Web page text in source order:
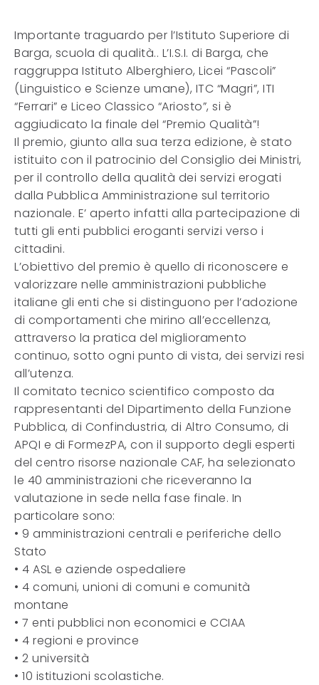
Importante traguardo per l’Istituto Superiore di
Barga, scuola di qualità.. L’I.S.I. di Barga, che
raggruppa Istituto Alberghiero, Licei “Pascoli”
(Linguistico e Scienze umane), ITC “Magri”, ITI
“Ferrari” e Liceo Classico “Ariosto”, si è
aggiudicato la finale del “Premio Qualità”!
Il premio, giunto alla sua terza edizione, è stato
istituito con il patrocinio del Consiglio dei Ministri,
per il controllo della qualità dei servizi erogati
dalla Pubblica Amministrazione sul territorio
nazionale. E’ aperto infatti alla partecipazione di
tutti gli enti pubblici eroganti servizi verso i
cittadini.
L’obiettivo del premio è quello di riconoscere e
valorizzare nelle amministrazioni pubbliche
italiane gli enti che si distinguono per l’adozione
di comportamenti che mirino all’eccellenza,
attraverso la pratica del miglioramento
continuo, sotto ogni punto di vista, dei servizi resi
all’utenza.
Il comitato tecnico scientifico composto da
rappresentanti del Dipartimento della Funzione
Pubblica, di Confindustria, di Altro Consumo, di
APQI e di FormezPA, con il supporto degli esperti
del centro risorse nazionale CAF, ha selezionato
le 40 amministrazioni che riceveranno la
valutazione in sede nella fase finale. In
particolare sono:
• 9 amministrazioni centrali e periferiche dello
Stato
• 4 ASL e aziende ospedaliere
• 4 comuni, unioni di comuni e comunità
montane
• 7 enti pubblici non economici e CCIAA
• 4 regioni e province
• 2 università
• 10 istituzioni scolastiche.